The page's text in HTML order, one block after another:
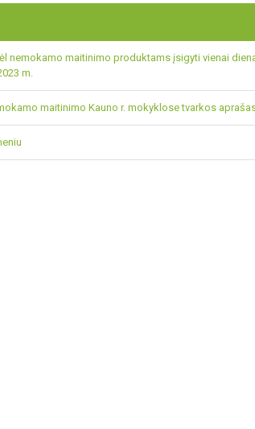
nemokamo maitinimo produktams įsigyti vienai
m.
maitinimo Kauno r. mokyklose tvarkos